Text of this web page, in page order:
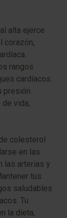
alta ejerce
corazón,
rangos
cardíacos.
presión
vida,
colesterol
en las
las arterias y
tus
saludables
Tu
la dieta,